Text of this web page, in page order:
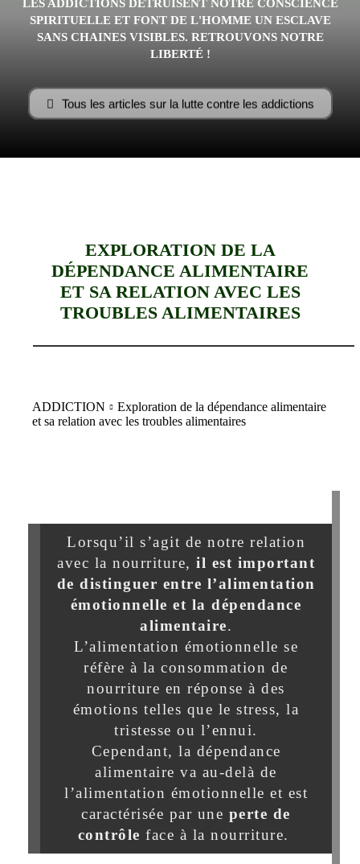
–
AFF
LES ADDICTIONS DÉTRUISENT NOTRE CONSCIENCE
SPIRITUELLE ET FONT DE L'HOMME UN ESCLAVE
SANS CHAINES VISIBLES. RETROUVONS NOTRE
LIBERTÉ !
Tous les articles sur la lutte contre les addictions
EXPLORATION DE LA
DÉPENDANCE ALIMENTAIRE
ET SA RELATION AVEC LES
TROUBLES ALIMENTAIRES
ADDICTION
Exploration de la dépendance alimentaire
et sa relation avec les troubles alimentaires
Lorsqu’il s’agit de notre relation
avec la nourriture, il est important
de distinguer entre l’alimentation
émotionnelle et la dépendance
alimentaire.
L’alimentation émotionnelle se
réfère à la consommation de
nourriture en réponse à des
émotions telles que le stress, la
tristesse ou l’ennui.
Cependant, la dépendance
alimentaire va au-delà de
l’alimentation émotionnelle et est
caractérisée par une perte de
contrôle face à la nourriture.